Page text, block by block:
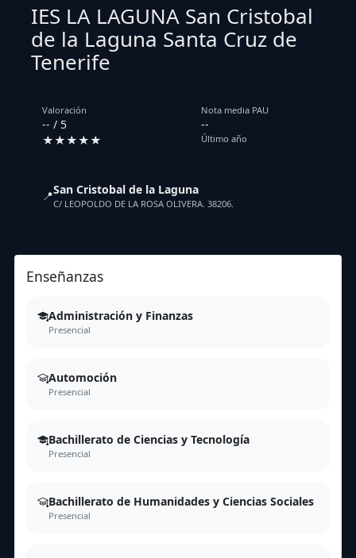
IES LA LAGUNA San Cristobal
de la Laguna Santa Cruz de
Tenerife
Valoración
-- / 5
★★★★★
Nota media PAU
--
Último año
📍San Cristobal de la Laguna
C/ LEOPOLDO DE LA ROSA OLIVERA. 38206.
Enseñanzas
Administración y Finanzas
Presencial
Automoción
Presencial
Bachillerato de Ciencias y Tecnología
Presencial
Bachillerato de Humanidades y Ciencias Sociales
Presencial